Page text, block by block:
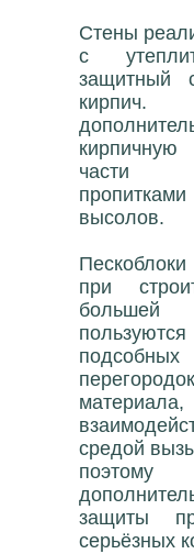
Стены
с
защитный
кирпич.
части
высолов.
при
большей
средой
защиты
серьёзных